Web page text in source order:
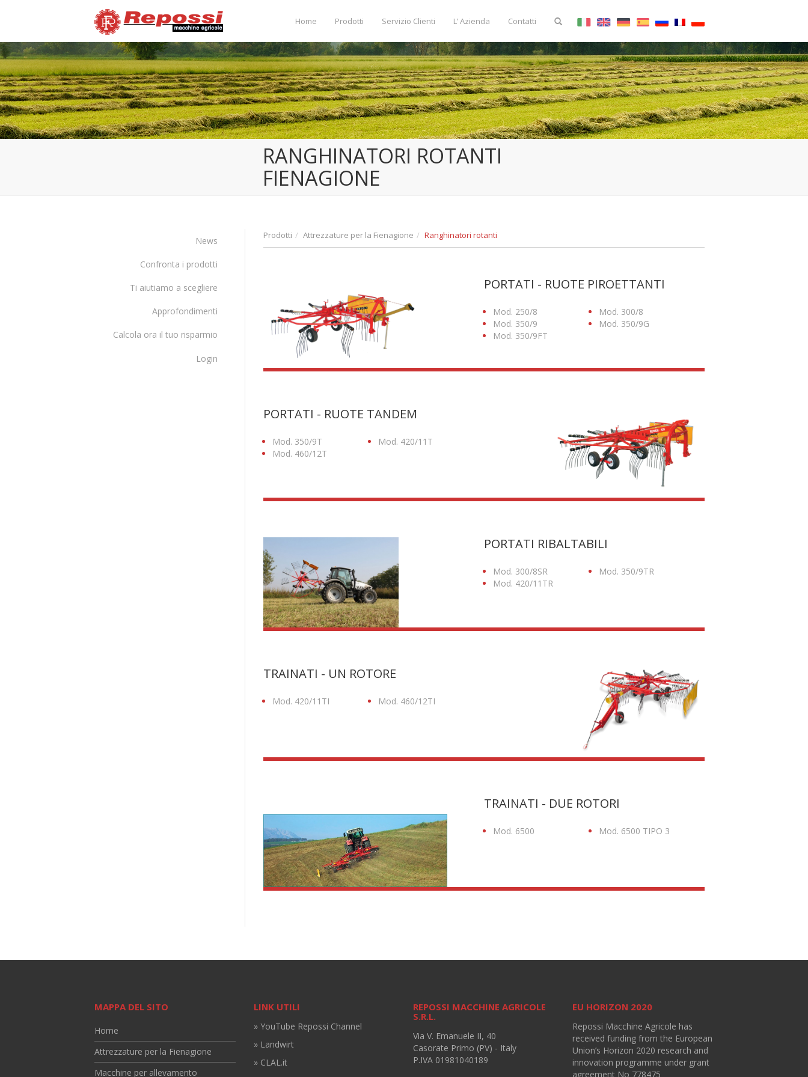
Home Prodotti Servizio Clienti L’ Azienda Contatti
RANGHINATORI ROTANTI
FIENAGIONE
News
Confronta i prodotti
Ti aiutiamo a scegliere
Approfondimenti
Calcola ora il tuo risparmio
Login
Prodotti Attrezzature per la Fienagione Ranghinatori rotanti
PORTATI - RUOTE PIROETTANTI
Mod. 250/8
Mod. 300/8
Mod. 350/9
Mod. 350/9G
Mod. 350/9FT
PORTATI - RUOTE TANDEM
Mod. 350/9T
Mod. 420/11T
Mod. 460/12T
PORTATI RIBALTABILI
Mod. 300/8SR
Mod. 350/9TR
Mod. 420/11TR
TRAINATI - UN ROTORE
Mod. 420/11TI Mod. 460/12TI
TRAINATI - DUE ROTORI
Mod. 6500 Mod. 6500 TIPO 3
MAPPA DEL SITO
Home
Attrezzature per la Fienagione
Macchine per allevamento
LINK UTILI
» YouTube Repossi Channel
» Landwirt
» CLAL.it
REPOSSI MACCHINE AGRICOLE
S.R.L.
Via V. Emanuele II, 40
Casorate Primo (PV) - Italy
P.IVA 01981040189
EU HORIZON 2020
Repossi Macchine Agricole has
received funding from the European
Union’s Horizon 2020 research and
innovation programme under grant
agreement No 778475